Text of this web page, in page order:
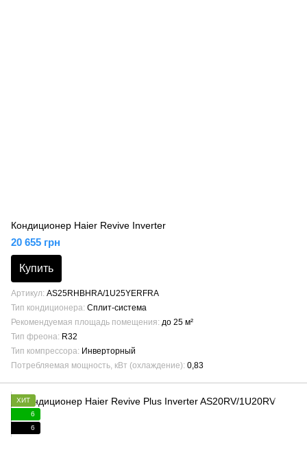
Кондиционер Haier Revive Inverter
20 655 грн
Купить
Артикул AS25RHBHRA/1U25YERFRA
Тип кондиционера Сплит-система
Рекомендуемая площадь помещения до 25 м²
Тип фреона R32
Тип компрессора Инверторный
Потребляемая мощность, кВт (охлаждение) 0,83
ХИТ
6
6